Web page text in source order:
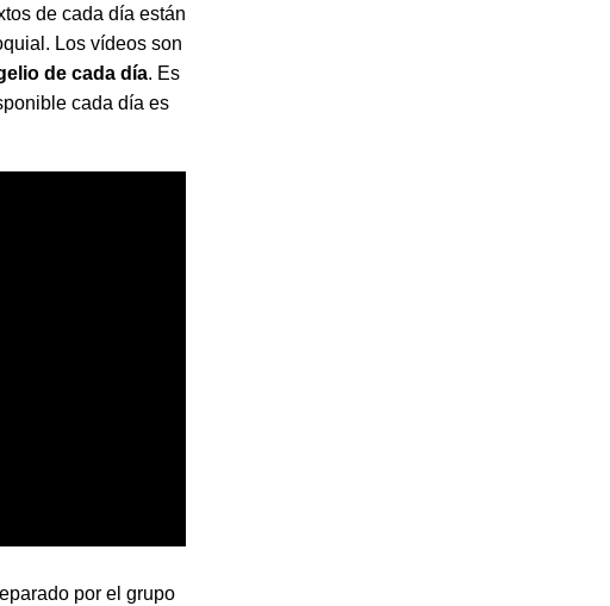
de cada día están
Los vídeos son
de cada día. Es
cada día es
por el grupo